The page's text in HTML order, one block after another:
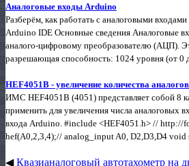
Аналоговые входы Arduino
Разберём, как работать с аналоговыми
Arduino IDE Основные сведения Аналоговые
аналого‑цифровому преобразователю (АЦП).
разрешающая способность: 1024 уровня (от 0
HEF4051B - увеличение количества
ИМС HEF4051B (4051) представляет собой 8
применить для увеличения числа аналоговых
входа Arduino. #include <HEF4051.h> // http://
hef(A0,2,3,4);// analog_input A0, D2,D3,D4
◀Квазианалоговый автотахометр на